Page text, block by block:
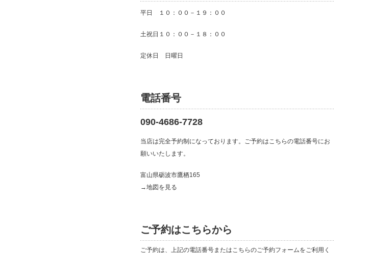
平日 １０：００－１９：００
土祝日１０：００－１８：００
定休日 日曜日
電話番号
090-4686-7728
当店は完全予約制になっております。ご予約はこちらの電話番号にお
願いいたします。
富山県砺波市鷹栖165
→地図を見る
ご予約はこちらから
ご予約は、上記の電話番号またはこちらのご予約フォームをご利用く